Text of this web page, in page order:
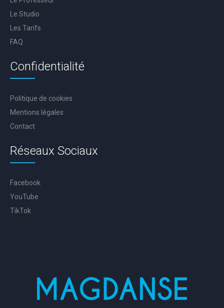
Le Studio
Les Tarifs
FAQ
Confidentialité
Politique de cookies
Mentions légales
Contact
Réseaux Sociaux
Facebook
YouTube
TikTok